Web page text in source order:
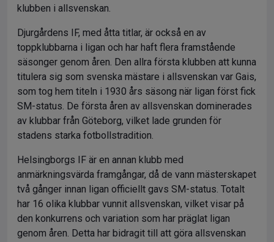
klubben i allsvenskan.
Djurgårdens IF, med åtta titlar, är också en av
toppklubbarna i ligan och har haft flera framstående
säsonger genom åren. Den allra första klubben att kunna
titulera sig som svenska mästare i allsvenskan var Gais,
som tog hem titeln i 1930 års säsong när ligan först fick
SM-status. De första åren av allsvenskan dominerades
av klubbar från Göteborg, vilket lade grunden för
stadens starka fotbollstradition.
Helsingborgs IF är en annan klubb med
anmärkningsvärda framgångar, då de vann mästerskapet
två gånger innan ligan officiellt gavs SM-status. Totalt
har 16 olika klubbar vunnit allsvenskan, vilket visar på
den konkurrens och variation som har präglat ligan
genom åren. Detta har bidragit till att göra allsvenskan